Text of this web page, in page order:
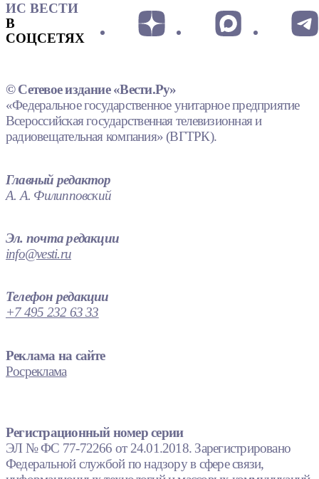
ИС ВЕСТИ
В
СОЦСЕТЯХ
© Сетевое издание «Вести.Ру»
«Федеральное государственное унитарное предприятие
Всероссийская государственная телевизионная и
радиовещательная компания» (ВГТРК).
Главный редактор
А. А. Филипповский
Эл. почта редакции
info@vesti.ru
Телефон редакции
+7 495 232 63 33
Реклама на сайте
Росреклама
Регистрационный номер серии
ЭЛ № ФС 77-72266 от 24.01.2018. Зарегистрировано
Федеральной службой по надзору в сфере связи,